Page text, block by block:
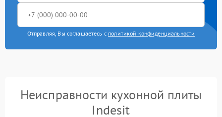
Отправляя, Вы соглашаетесь с политикой конфиденциальности
Неисправности кухонной плиты
Indesit